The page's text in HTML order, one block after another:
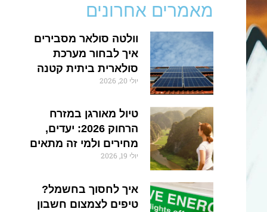
מאמרים אחרונים
וולטה סולאר מסבירים
איך לבחור מערכת
סולארית ביתית קטנה
יולי 20, 2026
טיול מאורגן במזרח
הרחוק 2026: יעדים,
מחירים ולמי זה מתאים
יולי 19, 2026
איך לחסוך בחשמל?
טיפים לצמצום חשבון